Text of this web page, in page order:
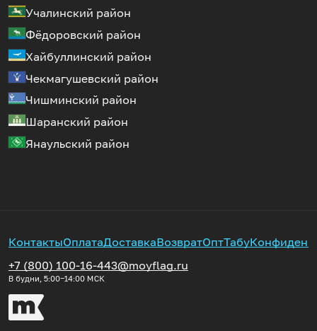
Учалинский район
Фёдоровский район
Хайбуллинский район
Чекмагушевский район
Чишминский район
Шаранский район
Янаульский район
КонтактыОплатаДоставкаВозвратОптТабу
+7 (800) 100-16-44
В будни, 5:00‒14:00 МСК
3@moyflag.ru